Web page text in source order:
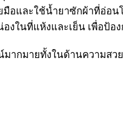
มือและใช้น้ำยาซักผ้าที่อ่อ
องในที่แห้งและเย็น เพื่อป้อ
ากมายทั้งในด้านความส